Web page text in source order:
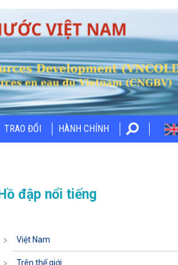
TRAO ĐỔI HÀNH CHÍNH
Hồ đập nổi tiếng
Việt Nam
Trên thế giới